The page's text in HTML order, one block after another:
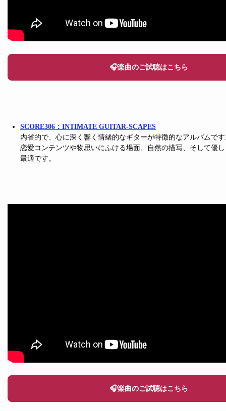
🎧楽曲のご試聴はこちら
SCORE306：INTIMATE GUITAR-SCAPES
内省的で、心に深く響く情緒的なギターが特徴的なアルバムで
恋愛コンテンツや物思いにふける場面、自然の描写、そして優
最適です。
🎧楽曲のご試聴はこちら